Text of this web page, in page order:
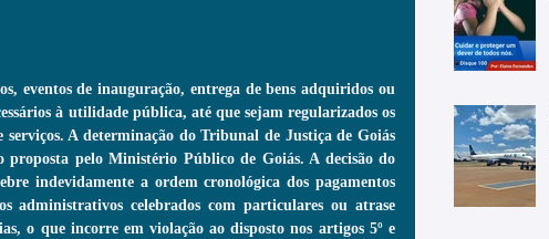
eventos de inauguração, entrega de bens adquiridos ou
à utilidade pública, até que sejam regularizados os
serviços. A determinação do Tribunal de Justiça de Goiás
pelo Ministério Público de Goiás. A decisão do
indevidamente a ordem cronológica dos pagamentos
administrativos celebrados com particulares ou atrase
o que incorre em violação ao disposto nos artigos 5º e